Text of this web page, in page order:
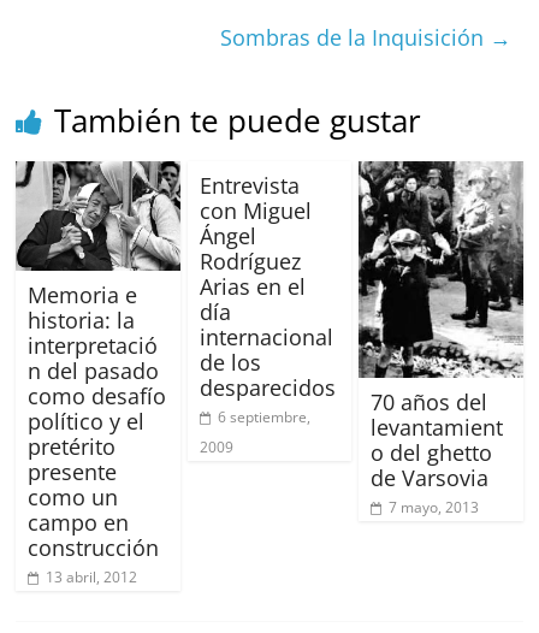
k
s tir
Sombras de la Inquisición →
También te puede gustar
Memoria e
historia: la
interpretació
n del pasado
como desafío
político y el
pretérito
presente
como un
campo en
construcción
13 abril, 2012
Entrevista
con Miguel
Ángel
Rodríguez
Arias en el
día
internacional
de los
desparecidos
6 septiembre,
2009
70 años del
levantamient
o del ghetto
de Varsovia
7 mayo, 2013